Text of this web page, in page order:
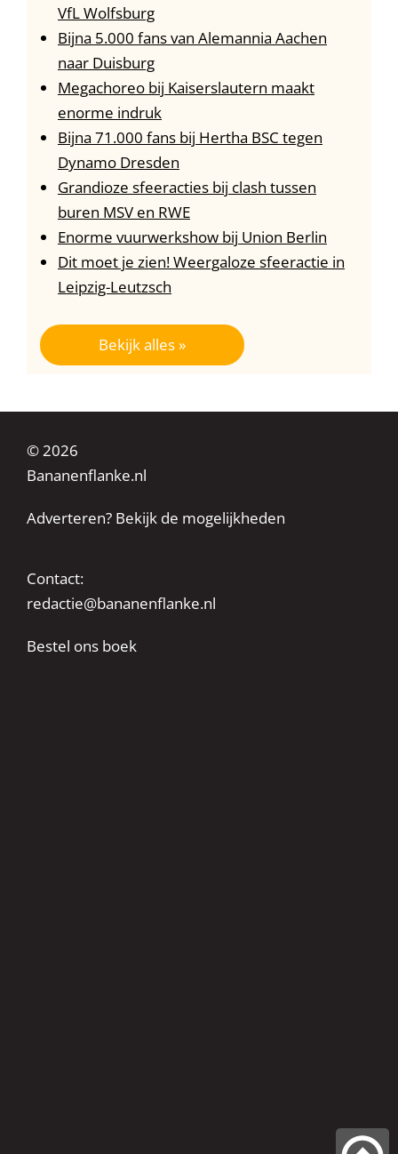
VfL Wolfsburg
Bijna 5.000 fans van Alemannia Aachen
naar Duisburg
Megachoreo bij Kaiserslautern maakt
enorme indruk
Bijna 71.000 fans bij Hertha BSC tegen
Dynamo Dresden
Grandioze sfeeracties bij clash tussen
buren MSV en RWE
Enorme vuurwerkshow bij Union Berlin
Dit moet je zien! Weergaloze sfeeractie in
Leipzig-Leutzsch
Bekijk alles »
© 2026
Bananenflanke.nl
Adverteren? Bekijk de mogelijkheden
Contact:
redactie@bananenflanke.nl
Bestel ons boek